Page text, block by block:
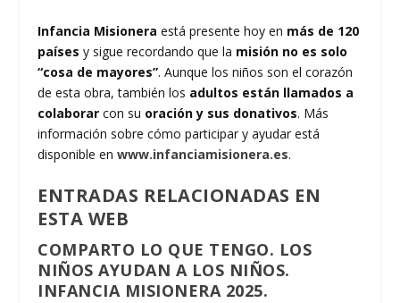
Infancia Misionera está presente hoy en más de 120
países y sigue recordando que la misión no es solo
“cosa de mayores”. Aunque los niños son el corazón
de esta obra, también los adultos están llamados a
colaborar con su oración y sus donativos. Más
información sobre cómo participar y ayudar está
disponible enwww.infanciamisionera.es.
ENTRADAS RELACIONADAS EN
ESTA WEB
COMPARTO LO QUE TENGO. LOS
NIÑOS AYUDAN A LOS NIÑOS.
INFANCIA MISIONERA 2025.